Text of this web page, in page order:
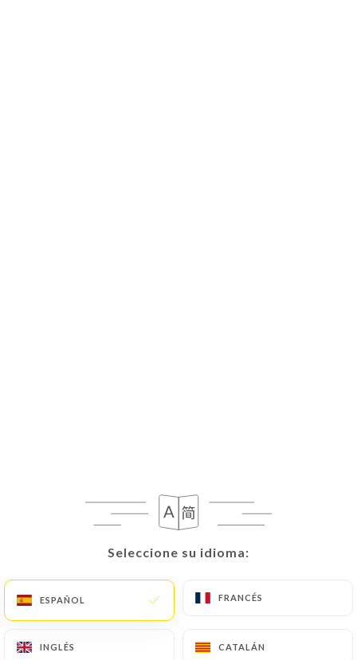
Seleccione su idioma:
ESPAÑOL FRANCÉS
INGLÉS CATALÁN
Seleccione su idioma:
ESPAÑOL FRANCÉS
INGLÉS CATALÁN